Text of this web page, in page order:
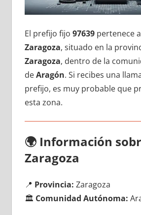
El prefijo fijo 97639pertenece
Zaragoza, situado en la
Zaragoza, dentro dе la
dеAragón. Si recibes una
prefijo, es muy probable quе
esta zona.
🌍 Información
Zaragoza
📍 Provincia: Zaragoza
🏛️ Comunidad Autónoma: